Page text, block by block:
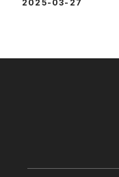
2025-03-27